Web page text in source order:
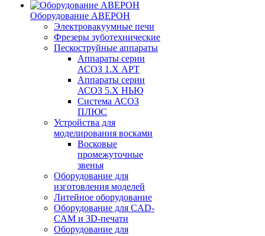
Оборудование АВЕРОН
Электровакуумные печи
Фрезеры зуботехнические
Пескоструйные аппараты
Аппараты серии
АСОЗ 1.Х АРТ
Аппараты серии
АСОЗ 5.Х НЬЮ
Система АСОЗ
ПЛЮС
Устройства для
моделирования восками
Восковые
промежуточные
звенья
Оборудование для
изготовления моделей
Литейное оборудование
Оборудование для CAD-
CAM и 3D-печати
Оборудование для